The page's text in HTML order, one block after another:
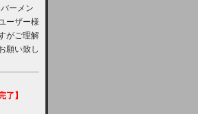
ーメン
ーザー様
がご理解
願い致し
了】